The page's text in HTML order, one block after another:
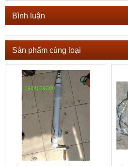
Bình luận
Sản phẩm cùng loại